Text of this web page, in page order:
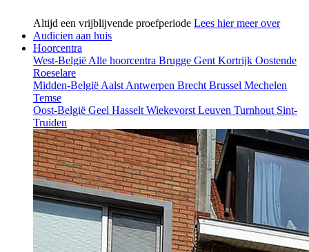
Altijd een vrijblijvende proefperiode Lees hier meer over
Audicien aan huis
Hoorcentra
West-België Alle hoorcentra Brugge Gent Kortrijk Oostende
Roeselare
Midden-België Aalst Antwerpen Brecht Brussel Mechelen
Temse
Oost-België Geel Hasselt Wiekevorst Leuven Turnhout Sint-
Truiden